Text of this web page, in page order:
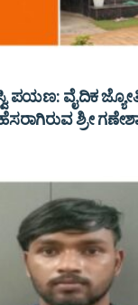
ವೈದಿಕ
ಹೆಸರಾಗಿರುವ ಶ್ರೀ